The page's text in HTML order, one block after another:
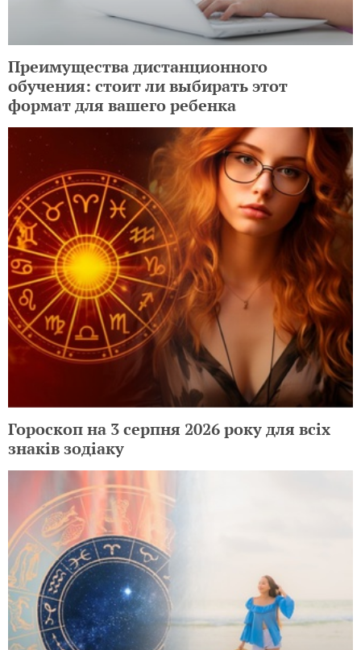
Преимущества дистанционного
обучения: стоит ли выбирать этот
формат для вашего ребенка
Гороскоп на 3 серпня 2026 року для всіх
знаків зодіаку